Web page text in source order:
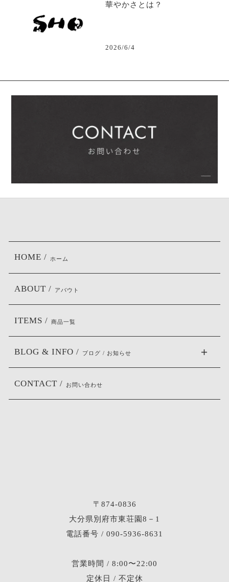
華やかさとは？
2026/6/4
〒874-0836
大分県別府市東荘園8－1
電話番号 / 090-5936-8631
営業時間 / 8:00〜22:00
定休日 / 不定休
HOME / ホーム
ABOUT / アバウト
ITEMS / 商品一覧
BLOG & INFO / ブログ / お知らせ
CONTACT / お問い合わせ